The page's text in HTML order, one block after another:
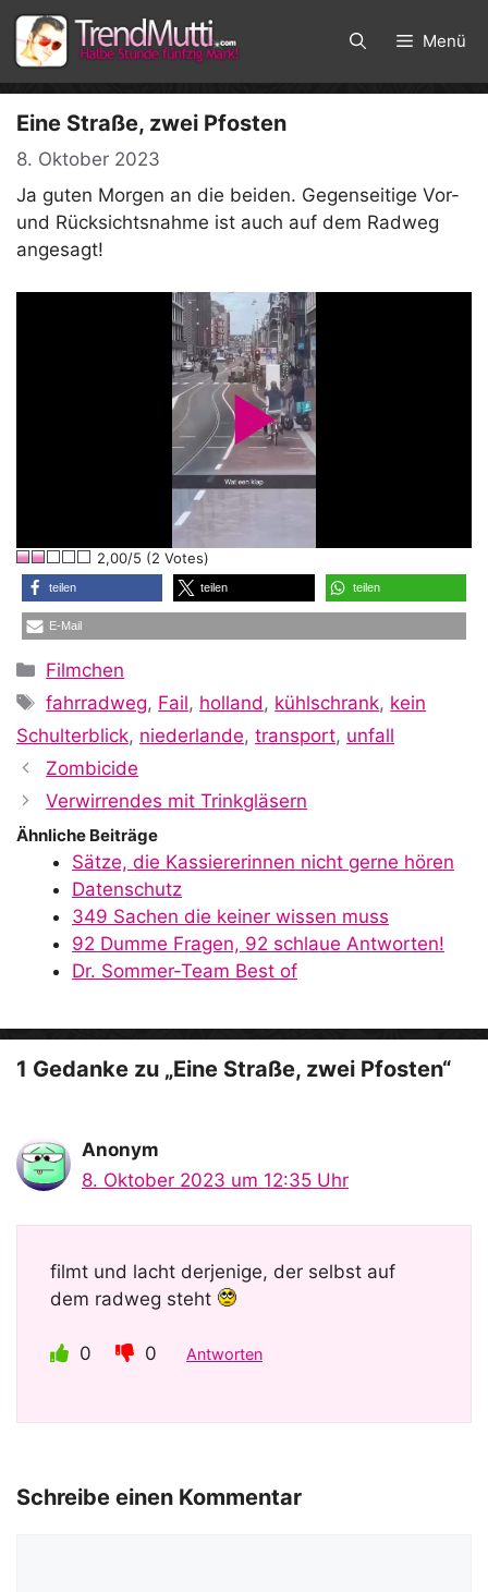
Zum
Inhalt
springen
Menü
Eine Straße, zwei Pfosten
8. Oktober 2023
Ja guten Morgen an die beiden. Gegenseitige Vor-
und Rücksichtsnahme ist auch auf dem Radweg
angesagt!
P
l
a
y
V
i
d
e
o
2,00/5 (2 Votes)
teilen teilen teilen
E-Mail
Kategorien
Filmchen
Schlagwörter
fahrradweg, Fail, holland, kühlschrank, kein
Schulterblick, niederlande, transport, unfall
Zombicide
Verwirrendes mit Trinkgläsern
Ähnliche Beiträge
Sätze, die Kassiererinnen nicht gerne hören
Datenschutz
349 Sachen die keiner wissen muss
92 Dumme Fragen, 92 schlaue Antworten!
Dr. Sommer-Team Best of
1 Gedanke zu „Eine Straße, zwei Pfosten“
Anonym
8. Oktober 2023 um 12:35 Uhr
filmt und lacht derjenige, der selbst auf
dem radweg steht
0 0 Antworten
Schreibe einen Kommentar